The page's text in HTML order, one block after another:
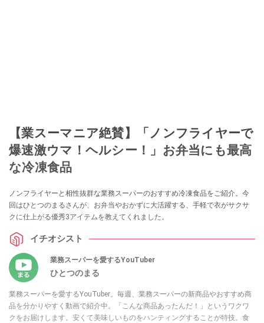
【業スーマニア絶賛】「ノンフライヤーで
爆速激ウマ！ヘルシー！」お弁当にも最高
な冷凍食品
ノンフライヤーと相性抜群な業務スーパーのおすすめ冷凍食品をご紹介。今
回はひとつのまるさんが、お弁当やおかずに大活躍する、手軽で衣がサクサ
クに仕上がる優秀3アイテムを教えてくれました。
イチオシスト
業務スーパーを愛するYouTuber
ひとつのまる
業務スーパーを愛するYouTuber。毎週、業務スーパーの新商品やおすすめ商
品を分かりやすく動画で紹介中。「こんな商品あったんだ！」というワクワ
クをお届けします。安くて美味しいものをハンティングすることが特技。食